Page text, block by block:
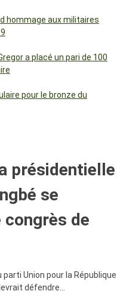
hommage aux militaires
a placé un pari de 100
pour le bronze du
présidentielle
se
congrès de
Union pour la République
défendre…